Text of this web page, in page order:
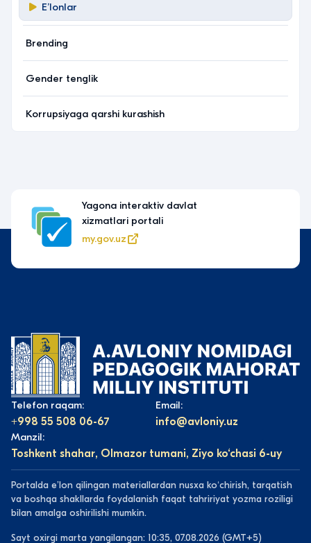
Eʼlonlar
Brending
Gender tenglik
Korrupsiyaga qarshi kurashish
Yagona interaktiv davlat
xizmatlari portali
my.gov.uz
Telefon raqam:
+998 55 508 06-67
Email:
info@avloniy.uz
Manzil:
Toshkent shahar, Olmazor tumani, Ziyo ko‘chasi 6-uy
Portalda eʼlon qilingan materiallardan nusxa koʻchirish, tarqatish
va boshqa shakllarda foydalanish faqat tahririyat yozma roziligi
bilan amalga oshirilishi mumkin.
Sayt oxirgi marta yangilangan: 10:35, 07.08.2026 (GMT+5)